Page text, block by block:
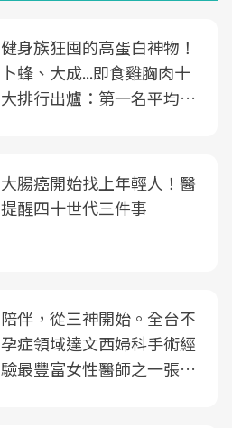
健身族狂囤的高蛋白神物！
卜蜂、大成...即食雞胸肉十
大排行出爐：第一名平均一
大腸癌開始找上年輕人！醫
提醒四十世代三件事
陪伴，從三神開始。全台不
孕症領域達文西婦科手術經
驗最豐富女性醫師之一張永